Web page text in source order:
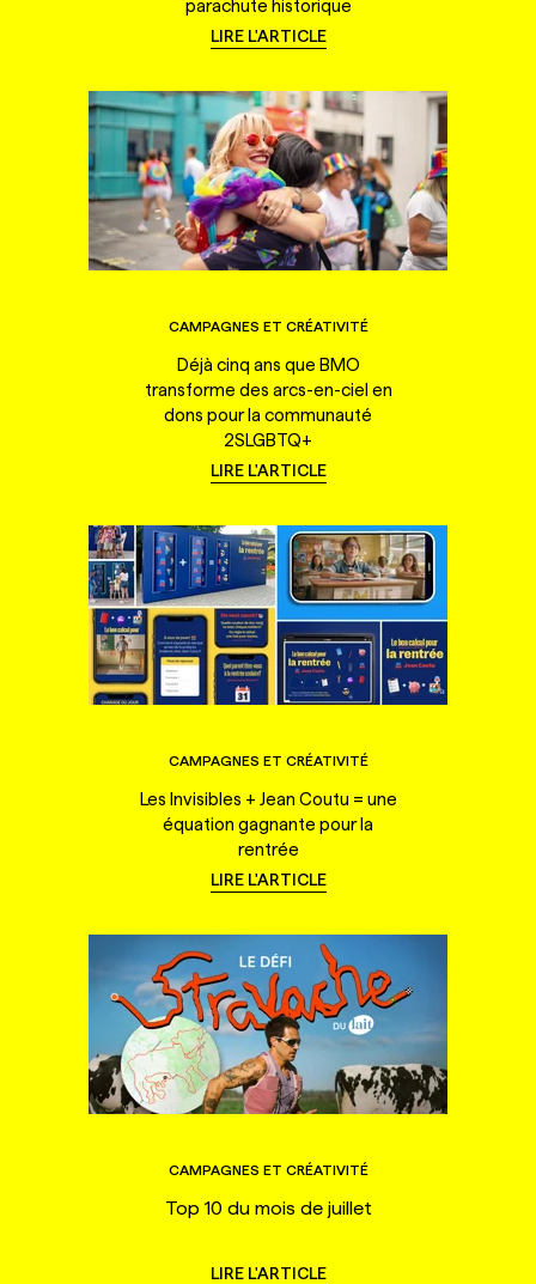
parachute historique
LIRE L'ARTICLE
CAMPAGNES ET CRÉATIVITÉ
Déjà cinq ans que BMO
transforme des arcs-en-ciel en
dons pour la communauté
2SLGBTQ+
LIRE L'ARTICLE
CAMPAGNES ET CRÉATIVITÉ
Les Invisibles + Jean Coutu = une
équation gagnante pour la
rentrée
LIRE L'ARTICLE
CAMPAGNES ET CRÉATIVITÉ
Top 10 du mois de juillet
LIRE L'ARTICLE